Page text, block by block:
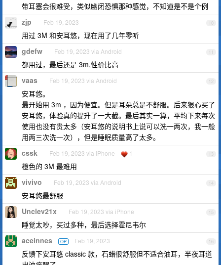
带耳塞会很难受，类似幽闭恐惧那种感觉，不知道是不是个例
10
zjp Feb 19, 2023
用过 3M 和安耳悠，现在用了几年零听
11
gdefw Feb 19, 2023 via Android
都用过，最后还是 3m,性价比高
12
vaas Feb 19, 2023 via Android
安耳悠。
最开始用 3m ，因为便宜。但是耳朵总是不舒服。后来狠心买了
安耳悠，体验真的提升了一大截。最后其实一算，平均下来每次
使用也没有贵太多（安耳悠的说明书上说可以洗一两次，我一般
用两三次洗一次），但是睡眠质量高了太多。
13
cssk Feb 19, 2023 via iPhone 1
橙色的 3M 最难用
14
vivivo Feb 19, 2023 via Android
安耳悠最舒服
15
Unclev21x Feb 19, 2023 via iPhone
睡觉太吵，买过多种，最后选择霍尼韦尔
16
aceinnes OP Feb 19, 2023
反馈下安耳悠 classic 款，石蜡很舒服但不适合油耳，半夜耳道